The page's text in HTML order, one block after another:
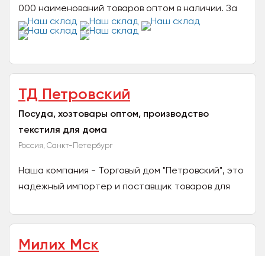
000 наименований товаров оптом в наличии. За
плечами нашей компании 27 лет успешной
работы. Мы...
ТД Петровский
Посуда, хозтовары оптом, производство
текстиля для дома
Россия, Санкт-Петербург
Наша компания - Торговый дом "Петровский", это
надежный импортер и поставщик товаров для
для дома. У...
Милих Мск